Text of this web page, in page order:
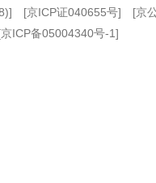
] [京ICP证040655号] [京
京ICP备05004340号-1]